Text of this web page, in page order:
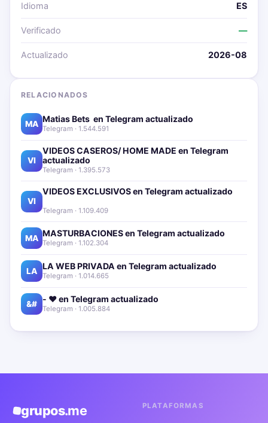
Idioma ES
Verificado —
Actualizado 2026-08
RELACIONADOS
MA Matias Bets ‍ en Telegram actualizado📱🔥
Telegram · 1.544.591
VI
VIDEOS CASEROS/ HOME MADE en Telegram
actualizado📱🔥
Telegram · 1.395.573
VI
VIDEOS EXCLUSIVOS en Telegram actualizado📱
Telegram · 1.109.409
MA MASTURBACIONES en Telegram actualizado📱🔥
Telegram · 1.102.304
LA LA WEB PRIVADA en Telegram actualizado📱🔥
Telegram · 1.014.665
&# - ❤️ en Telegram actualizado📱🔥
Telegram · 1.005.884
grupos.me PLATAFORMAS